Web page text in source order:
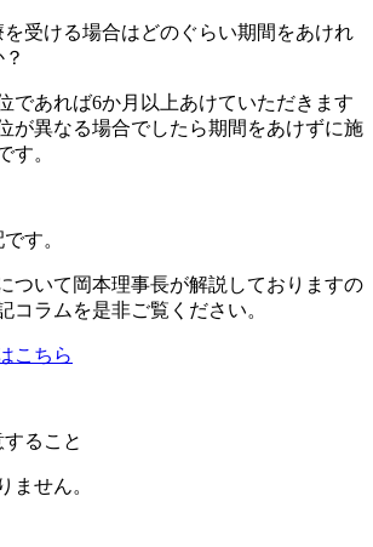
を受ける場合はどのぐらい期間をあけれ
であれば6か月以上あけていただきます
が異なる場合でしたら期間をあけずに施
す。
す。
ついて岡本理事長が解説しておりますの
コラムを是非ご覧ください。
こちら
ること
ません。